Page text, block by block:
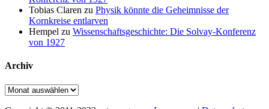
Tobias Claren zu Physik könnte die Geheimnisse der
Kornkreise entlarven
Hempel zu Wissenschaftsgeschichte: Die Solvay-Konferenz
von 1927
Archiv
Archiv